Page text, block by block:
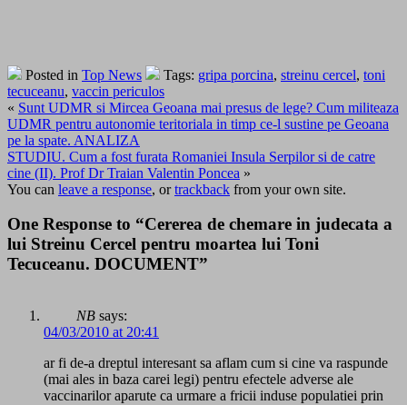
Posted in Top News Tags: gripa porcina, streinu cercel, toni
tecuceanu, vaccin periculos
« Sunt UDMR si Mircea Geoana mai presus de lege? Cum militeaza
UDMR pentru autonomie teritoriala in timp ce-l sustine pe Geoana
pe la spate. ANALIZA
STUDIU. Cum a fost furata Romaniei Insula Serpilor si de catre
cine (II). Prof Dr Traian Valentin Poncea »
You can leave a response, ortrackback from your own site.
One Response to “Cererea de chemare in judecata a
lui Streinu Cercel pentru moartea lui Toni
Tecuceanu. DOCUMENT”
NB says:
04/03/2010 at 20:41
ar fi de-a dreptul interesant sa aflam cum si cine va raspunde
(mai ales in baza carei legi) pentru efectele adverse ale
vaccinarilor aparute ca urmare a fricii induse populatiei prin